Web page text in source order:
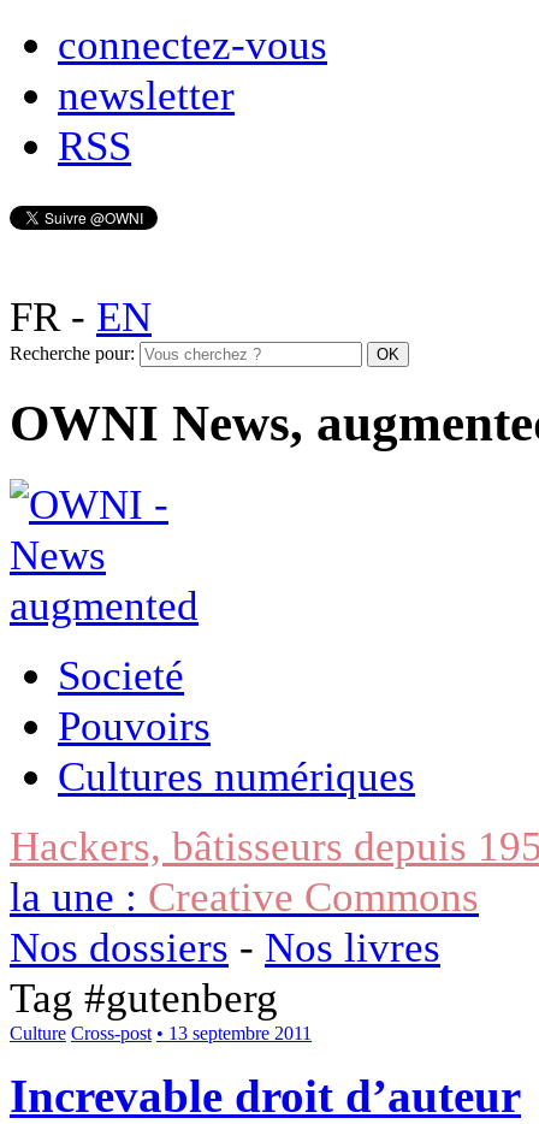
connectez-vous
newsletter
RSS
FR- EN
Recherche pour:
OWNI News,
Societé
Pouvoirs
Cultures numériques
Hackers, bâtisseurs depuis
la une : Creative Commons
Nos dossiers - Nos livres
Tag #gutenberg
Culture Cross-post • 13 septembre 2011
Increvable droit d’auteur